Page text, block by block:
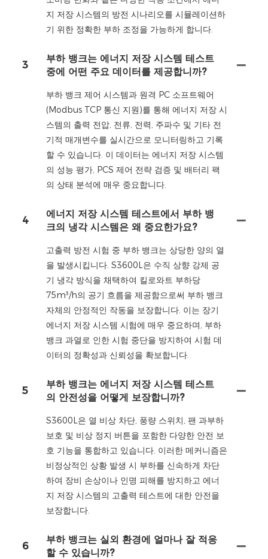
지 저장 시스템의 방전 시나리오를 시뮬레이션하
기 위한 정확한 부하 조정을 가능하게 합니다.
3
부하 뱅크는 에너지 저장 시스템 테스트
중에 어떤 주요 데이터를 제공합니까?
부하 뱅크 제어 시스템과 원격 PC 소프트웨어
(Modbus TCP 통신 지원)를 통해 에너지 저장 시
스템의 출력 전압, 전류, 전력, 주파수 및 기타 전
기적 매개변수를 실시간으로 모니터링하고 기록
할 수 있습니다. 이 데이터는 에너지 저장 시스템
의 성능 평가, PCS 제어 전략 검증 및 배터리 팩
의 상태 분석에 매우 중요합니다.
4
에너지 저장 시스템 테스트에서 부하 뱅
크의 냉각 시스템은 왜 중요한가요?
고출력 방전 시험 중 부하 뱅크는 상당한 양의 열
을 발생시킵니다. S3600L은 수직 상향 강제 공
기 냉각 방식을 채택하여 킬로와트 부하당
75m³/h의 공기 흐름을 제공함으로써 부하 뱅크
자체의 안정적인 작동을 보장합니다. 이는 장기
에너지 저장 시스템 시험에 매우 중요하며, 부하
뱅크 과열로 인한 시험 중단을 방지하여 시험 데
이터의 정확성과 신뢰성을 확보합니다.
5
부하 뱅크는 에너지 저장 시스템 테스트
의 안전성을 어떻게 보장합니까?
S3600L은 열 비상 차단, 풍량 스위치, 팬 과부하
보호 및 비상 정지 버튼을 포함한 다양한 안전 보
호 기능을 통합하고 있습니다. 이러한 메커니즘은
비정상적인 상황 발생 시 부하를 신속하게 차단
하여 장비 손상이나 인명 피해를 방지하고 에너
지 저장 시스템의 고출력 테스트에 대한 안전을
보장합니다.
6
부하 뱅크는 실외 환경에 얼마나 잘 적응
할 수 있습니까?